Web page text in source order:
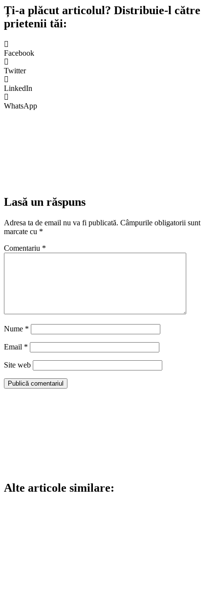
Ți-a plăcut articolul? Distribuie-l către
prietenii tăi:
Facebook
Twitter
LinkedIn
WhatsApp
Lasă un răspuns
Adresa ta de email nu va fi publicată. Câmpurile obligatorii sunt
marcate cu *
Comentariu *
Nume *
Email *
Site web
Alte articole similare: